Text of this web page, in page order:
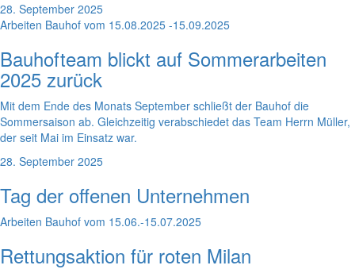
28. September 2025
Arbeiten Bauhof vom 15.08.2025 -15.09.2025
Bauhofteam blickt auf Sommerarbeiten
2025 zurück
Mit dem Ende des Monats September schließt der Bauhof die
Sommersaison ab. Gleichzeitig verabschiedet das Team Herrn Müller,
der seit Mai im Einsatz war.
28. September 2025
Tag der offenen Unternehmen
Arbeiten Bauhof vom 15.06.-15.07.2025
Rettungsaktion für roten Milan